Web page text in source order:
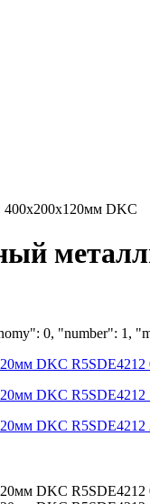
400х200х120мм DKC
0, "number": 1,